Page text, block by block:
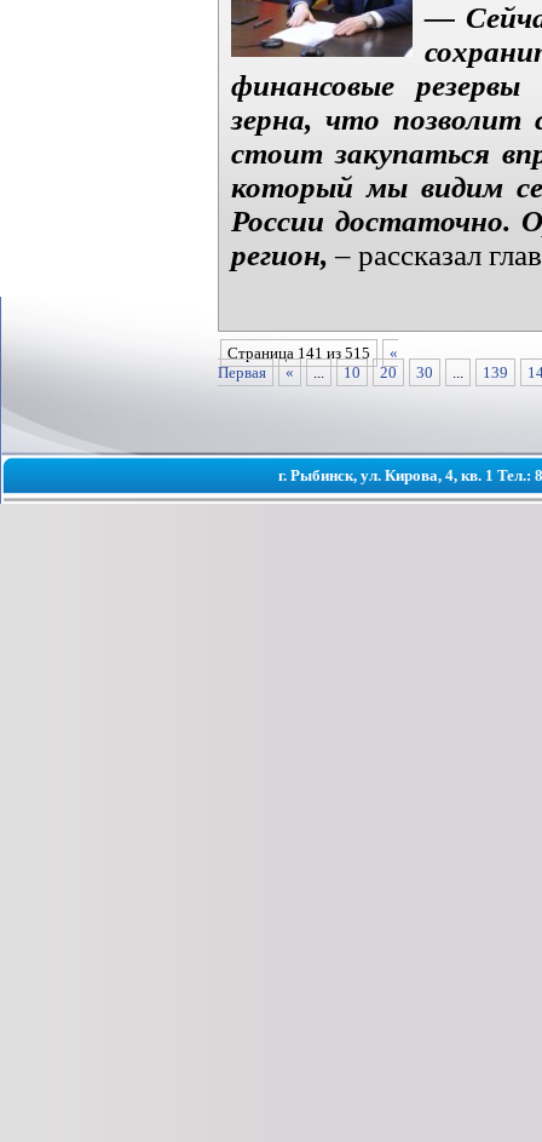
—
финансовые
зерна, что позволит
стоит закупаться
который мы видим
России достаточно.
регион, – рассказал
Страница 141 из 515
«
Первая
« ... 10 20 30 ... 139
г. Рыбинск, ул. Кирова, 4, кв. 1 Тел.: